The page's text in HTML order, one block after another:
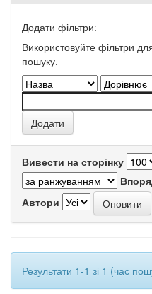
Додати фільтри:
Використовуйте фільтри
пошуку.
Вивести на сторінку
Автори
Результати 1-1 зі 1 (час